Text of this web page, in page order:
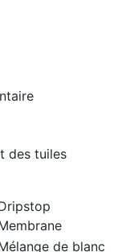
des tuiles
de blanc